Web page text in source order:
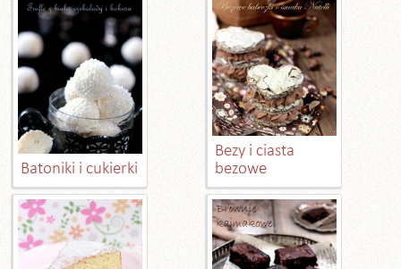
Batoniki i cukierki
Bezy i ciasta
bezowe